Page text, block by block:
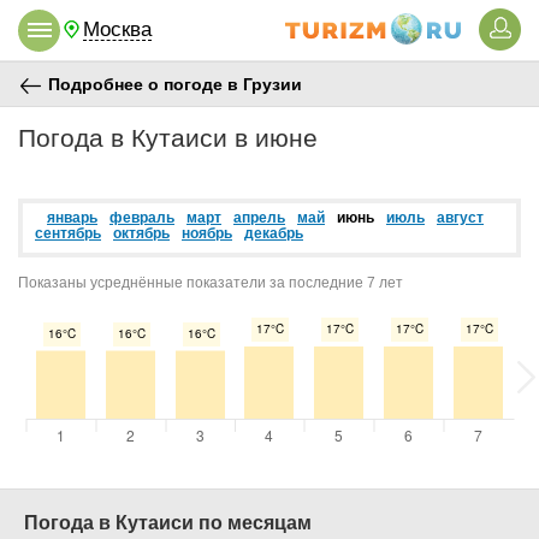
Москва
Подробнее о погоде в Грузии
Погода в Кутаиси в июне
январь февраль март апрель май июнь июль
август
сентябрь
октябрь ноябрь декабрь
Показаны усреднённые показатели за последние 7 лет
Погода в Кутаиси по месяцам